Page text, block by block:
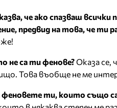
че ако спазваш
предвид на това, че ти
не са ти фенове?Оказа се,
Това въобще не ме
ти, които също